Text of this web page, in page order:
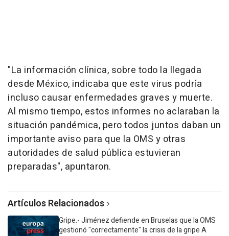
"La información clínica, sobre todo la llegada
desde México, indicaba que este virus podría
incluso causar enfermedades graves y muerte.
Al mismo tiempo, estos informes no aclaraban la
situación pandémica, pero todos juntos daban un
importante aviso para que la OMS y otras
autoridades de salud pública estuvieran
preparadas", apuntaron.
Artículos Relacionados
Gripe.- Jiménez defiende en Bruselas que la OMS
gestionó "correctamente" la crisis de la gripe A